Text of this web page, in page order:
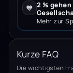
💙 2 %
Mehr zur
Kurze FAQ
Die wichtigsten